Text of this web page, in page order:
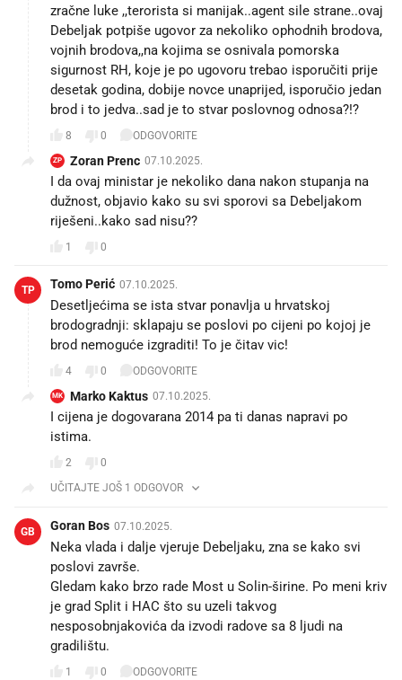
zračne luke ,,terorista si manijak..agent sile strane..ovaj
Debeljak potpiše ugovor za nekoliko ophodnih brodova,
vojnih brodova,,na kojima se osnivala pomorska
sigurnost RH, koje je po ugovoru trebao isporučiti prije
desetak godina, dobije novce unaprijed, isporučio jedan
brod i to jedva..sad je to stvar poslovnog odnosa?!?
8 0 ODGOVORITE
ZP Zoran Prenc 07.10.2025.
I da ovaj ministar je nekoliko dana nakon stupanja na
dužnost, objavio kako su svi sporovi sa Debeljakom
riješeni..kako sad nisu??
1 0
TP Tomo Perić 07.10.2025.
Desetljećima se ista stvar ponavlja u hrvatskoj
brodogradnji: sklapaju se poslovi po cijeni po kojoj je
brod nemoguće izgraditi! To je čitav vic!
4 0 ODGOVORITE
MK Marko Kaktus 07.10.2025.
I cijena je dogovarana 2014 pa ti danas napravi po
istima.
2
0
UČITAJTE JOŠ 1 ODGOVOR
GB Goran Bos 07.10.2025.
Neka vlada i dalje vjeruje Debeljaku, zna se kako svi
poslovi završe.
Gledam kako brzo rade Most u Solin-širine. Po meni kriv
je grad Split i HAC što su uzeli takvog
nesposobnjakovića da izvodi radove sa 8 ljudi na
gradilištu.
1 0 ODGOVORITE